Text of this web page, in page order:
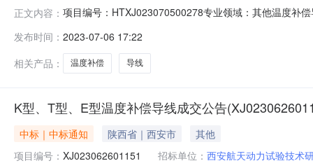
正文内容： 项目编号：HTXJ023070500278专业领域：其他温度补
系人：包雪亮联系方式：18392437336付款方式：验收
发布时间： 2023-07-06 17:22
相关产品：
温度补偿 导线
K型、T型、E型温度补偿导线成交公告
中标｜中标通知 陕西省｜西安市
其他
项目编号： XJ023062601151 招标单位： 西安航天动力试验技术